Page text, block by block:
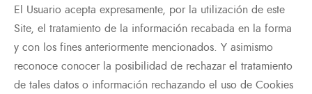
El Usuario acepta expresamente, por la utilización de este
Site, el tratamiento de la información recabada en la forma
y con los fines anteriormente mencionados. Y asimismo
reconoce conocer la posibilidad de rechazar el tratamiento
de tales datos o información rechazando el uso de Cookies